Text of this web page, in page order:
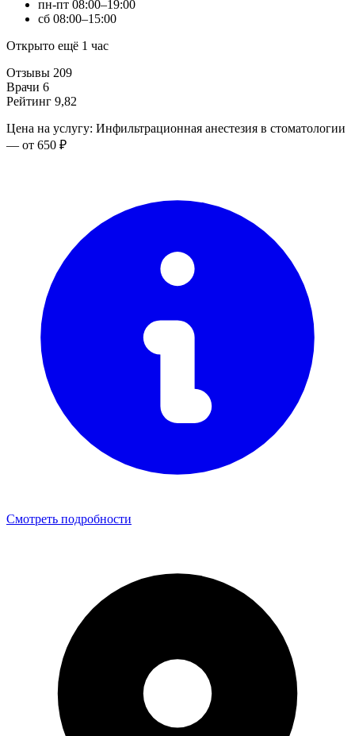
пн-пт 08:00–19:00
сб 08:00–15:00
Открыто ещё 1 час
Отзывы 209
Врачи 6
Рейтинг 9,82
Цена на услугу: Инфильтрационная анестезия в стоматологии
— от 650 ₽
Смотреть подробности